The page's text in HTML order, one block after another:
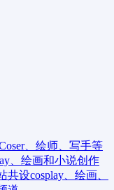
、绘师、写手等
、绘画和小说创作
设cosplay、绘画、